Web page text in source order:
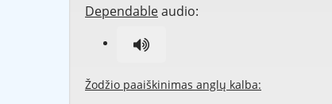
Dependableaudio:
Žodžio paaiškinimas anglų kalba: